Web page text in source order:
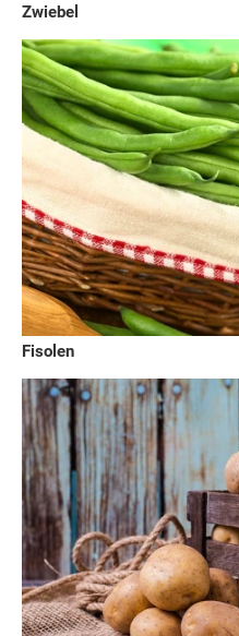
Zwiebel
Fisolen